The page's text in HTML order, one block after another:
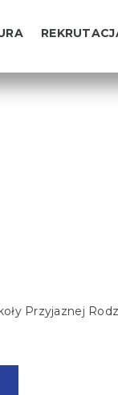
Przyjaznej